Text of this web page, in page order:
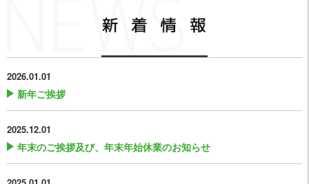
2026.01.01
新年ご挨拶
2025.12.01
年末のご挨拶及び、年末年始休業のお知らせ